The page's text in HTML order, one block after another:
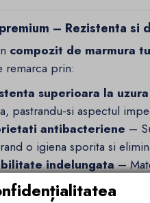
– Rezistenta si
compozit de marmura
remarca prin:
superioara la
pastrandu-si aspectul
antibacteriene –
o igiena sporita si
indelungata–
si de lunga durata.